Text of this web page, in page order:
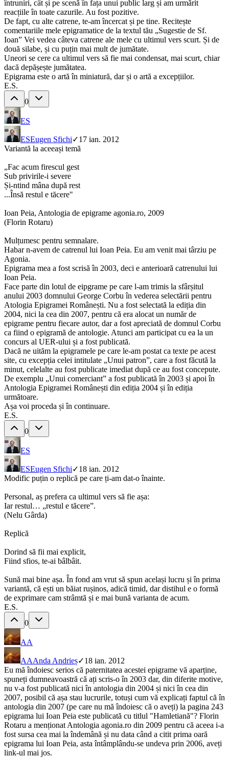
întruniri, cât și pe scenă în fața unui public larg și am urmărit
reacțiile în toate cazurile. Au fost pozitive.
De fapt, cu alte catrene, te-am încercat și pe tine. Recitește
comentariile mele epigramatice de la textul tău „Sugestie de Sf.
Ioan” Vei vedea câteva catrene ale mele cu ultimul vers scurt. Și de
două silabe, și cu puțin mai mult de jumătate.
Uneori se cere ca ultimul vers să fie mai condensat, mai scurt, chiar
dacă depășește jumătatea.
Epigrama este o artă în miniatură, dar și o artă a excepțiilor.
E.S.
0
ES
ESEugen Sfichi✓17 ian. 2012
Variantă la aceeași temă
„Fac acum firescul gest
Sub privirile-i severe
Și-ntind mâna după rest
...Însă restul e tăcere"
Ioan Peia, Antologia de epigrame agonia.ro, 2009
(Florin Rotaru)
Mulțumesc pentru semnalare.
Habar n-avem de catrenul lui Ioan Peia. Eu am venit mai târziu pe
Agonia.
Epigrama mea a fost scrisă în 2003, deci e anterioară catrenului lui
Ioan Peia.
Face parte din lotul de eipgrame pe care l-am trimis la sfârșitul
anului 2003 domnului George Corbu în vederea selectării pentru
Atologia Epigramei Românești. Nu a fost selectată la ediția din
2004, nici la cea din 2007, pentru că era alocat un număr de
epigrame pentru fiecare autor, dar a fost apreciată de domnul Corbu
ca fiind o epigramă de antologie. Atunci am participat cu ea la un
concurs al UER-ului și a fost publicată.
Dacă ne uităm la epigramele pe care le-am postat ca texte pe acest
site, cu excepția celei intitulate „Unui patron”, care a fost făcută la
minut, celelalte au fost publicate imediat după ce au fost concepute.
De exemplu „Unui comerciant” a fost publicată în 2003 și apoi în
Antologia Epigramei Românești din ediția 2004 și în ediția
următoare.
Așa voi proceda și în continuare.
E.S.
0
ES
ESEugen Sfichi✓18 ian. 2012
Modific puțin o replică pe care ți-am dat-o înainte.
Personal, aș prefera ca ultimul vers să fie așa:
Iar restul… „restul e tăcere”.
(Nelu Gârda)
Replică
Dorind să fii mai explicit,
Fiind sfios, te-ai bâlbâit.
Sună mai bine așa. În fond am vrut să spun același lucru și în prima
variantă, că ești un băiat rușinos, adică timid, dar distihul e o formă
de exprimare cam strâmtă și e mai bună varianta de acum.
E.S.
0
AA
AAAnda Andrieș✓18 ian. 2012
Eu mă îndoiesc serios că paternitatea acestei epigrame vă aparține,
spuneți dumneavoastră că ați scris-o în 2003 dar, din diferite motive,
nu v-a fost publicată nici în antologia din 2004 și nici în cea din
2007, posibil că așa stau lucrurile, totuși cum vă explicați faptul că în
antologia din 2007 (pe care nu mă îndoiesc că o aveți) la pagina 243
epigrama lui Ioan Peia este publicată cu titlul "Hamletiană"? Florin
Rotaru a menționat Antologia agonia.ro din 2009 pentru că aceea i-a
fost sursa cea mai la îndemână și nu data când a citit prima oară
epigrama lui Ioan Peia, asta întâmplându-se undeva prin 2006, aveți
link-ul mai jos.